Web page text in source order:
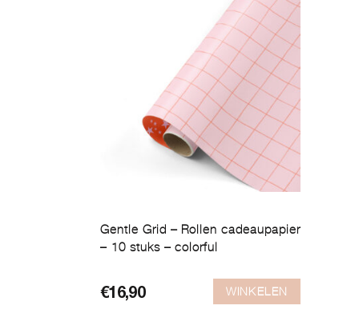
Gentle Grid – Rollen cadeaupapier
– 10 stuks – colorful
€16,90 WINKELEN